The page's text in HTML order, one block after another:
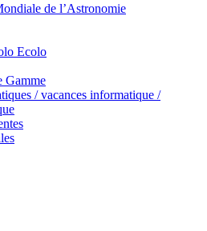
de l’Astronomie
Ecolo
Gamme
/ vacances informatique /